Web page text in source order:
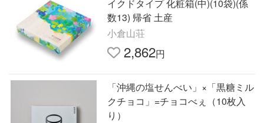
イクドタイプ 化粧箱(中)(10袋)(係
数13) 帰省 土産
小倉山荘
2,862円
「沖縄の塩せんべい」×「黒糖ミル
クチョコ」=チョコべぇ（10枚入
り）